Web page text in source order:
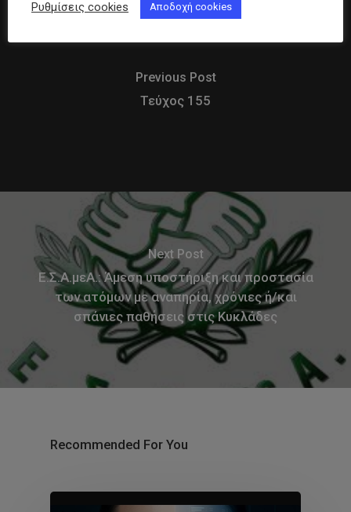
Previous Post
Τεύχος 155
Next Post
Ε.Σ.Α.μεΑ.: Άμεση υποστήριξη και προστασία
των ατόμων με αναπηρία, χρόνιες ή/και
σπάνιες παθήσεις στις Κυκλάδες
Recommended For You
Ρυθμίσεις cookies Αποδοχή cookies